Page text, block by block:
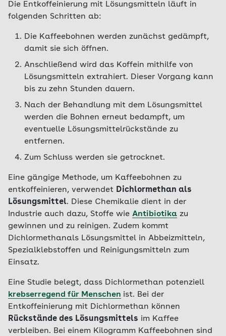
Die Entkoffeinierung mit Lösungsmitteln läuft in
folgenden Schritten ab:
Die Kaffeebohnen werden zunächst gedämpft,
damit sie sich öffnen.
Anschließend wird das Koffein mithilfe von
Lösungsmitteln extrahiert. Dieser Vorgang kann
bis zu zehn Stunden dauern.
Nach der Behandlung mit dem Lösungsmittel
werden die Bohnen erneut bedampft, um
eventuelle Lösungsmittelrückstände zu
entfernen.
Zum Schluss werden sie getrocknet.
Eine gängige Methode, um Kaffeebohnen zu
entkoffeinieren, verwendet Dichlormethan als
Lösungsmittel. Diese Chemikalie dient in der
Industrie auch dazu, Stoffe wie Antibiotika zu
gewinnen und zu reinigen. Zudem kommt
Dichlormethanals Lösungsmittel in Abbeizmitteln,
Spezialklebstoffen und Reinigungsmitteln zum
Einsatz.
Eine Studie belegt, dass Dichlormethan potenziell
krebserregend für Menschen ist. Bei der
Entkoffeinierung mit Dichlormethan können
Rückstände des Lösungsmittels im Kaffee
verbleiben. Bei einem Kilogramm Kaffeebohnen sind